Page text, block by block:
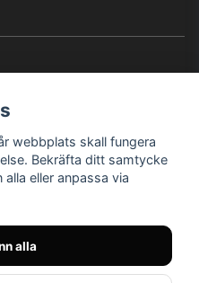
för dig & din MC
YouTube
webbplats skall fungera
Bekräfta ditt samtycke
eller anpassa via
alla